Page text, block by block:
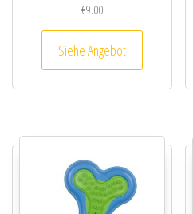
€9.00
Siehe Angebot